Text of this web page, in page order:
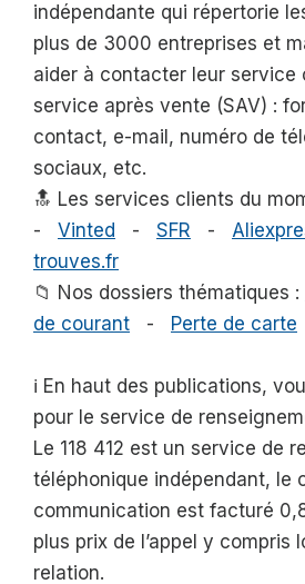
indépendante qui répertorie
plus de 3000 entreprises et
aider à contacter leur service
service après vente (SAV) :
contact, e-mail, numéro de
sociaux, etc.
🔝 Les services clients du
- Vinted - SFR -
trouves.fr
📁 Nos dossiers thématiques :
de courant - Perte de carte
ℹ️ En haut des publications,
pour le service de
Le 118 412 est un service de
téléphonique indépendant, le
communication est facturé
plus prix de l’appel y compris
relation.